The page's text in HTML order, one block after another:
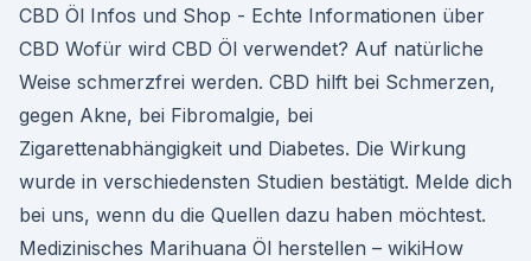
CBD Öl Infos und Shop - Echte Informationen über
CBD Wofür wird CBD Öl verwendet? Auf natürliche
Weise schmerzfrei werden. CBD hilft bei Schmerzen,
gegen Akne, bei Fibromalgie, bei
Zigarettenabhängigkeit und Diabetes. Die Wirkung
wurde in verschiedensten Studien bestätigt. Melde dich
bei uns, wenn du die Quellen dazu haben möchtest.
Medizinisches Marihuana Öl herstellen – wikiHow